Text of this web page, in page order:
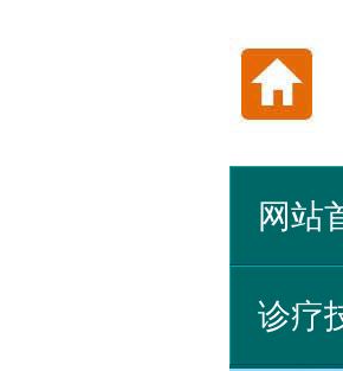
网站
诊疗